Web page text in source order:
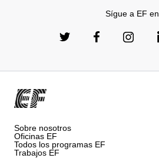
Sígue a EF en
Sobre nosotros
Oficinas EF
Todos los programas EF
Trabajos EF